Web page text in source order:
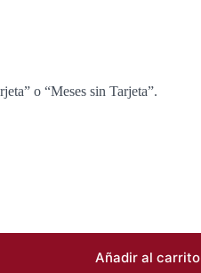
o “Meses sin Tarjeta”.
Añadir al carrito